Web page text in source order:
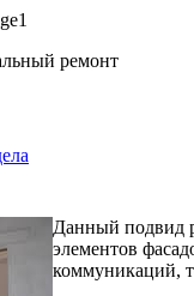
ремонт
Данный подвид
элементов
коммуникаций,